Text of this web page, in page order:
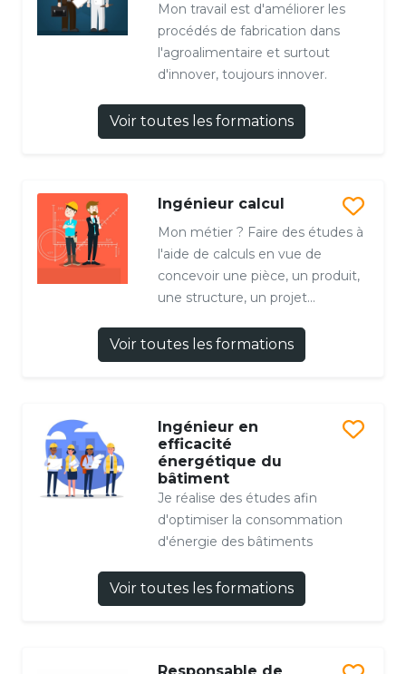
Mon travail est d'améliorer les
procédés de fabrication dans
l'agroalimentaire et surtout
d'innover, toujours innover.
Voir toutes les formations
Ingénieur calcul
Mon métier ? Faire des études à
l'aide de calculs en vue de
concevoir une pièce, un produit,
une structure, un projet...
Voir toutes les formations
Ingénieur en
efficacité
énergétique du
bâtiment
Je réalise des études afin
d'optimiser la consommation
d'énergie des bâtiments
Voir toutes les formations